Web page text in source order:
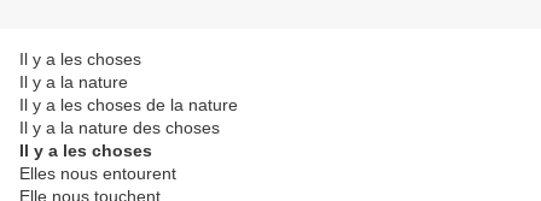
Il y a les choses
Il y a la nature
Il y a les choses de la nature
Il y a la nature des choses
Il y a les choses
Elles nous entourent
Elle nous touchent